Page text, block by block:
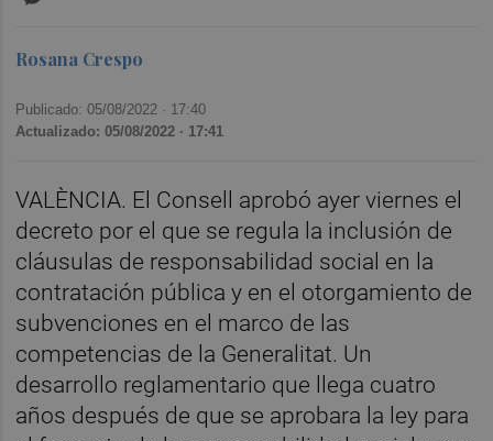
Rosana Crespo
Publicado: 05/08/2022 · 17:40
Actualizado: 05/08/2022 · 17:41
VALÈNCIA. El Consell aprobó ayer viernes el
decreto por el que se regula la inclusión de
cláusulas de responsabilidad social en la
contratación pública y en el otorgamiento de
subvenciones en el marco de las
competencias de la Generalitat. Un
desarrollo reglamentario que llega cuatro
años después de que se aprobara la ley para